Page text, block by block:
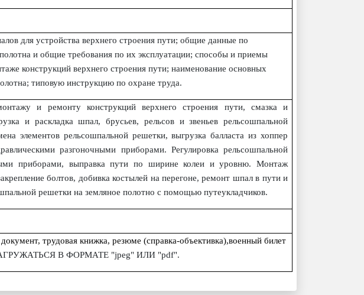
для устройства верхнего строения пути; общие данные по
и общие требования по их эксплуатации; способы и приемы
конструкций верхнего строения пути; наименование основных
типовую инструкцию по охране труда.
и ремонту конструкций верхнего строения пути, смазка и
и раскладка шпал, брусьев, рельсов и звеньев рельсошпальной
элементов рельсошпальной решетки, выгрузка балласта из хоппер
разгоночными приборами. Регулировка рельсошпальной
приборами, выправка пути по ширине колеи и уровню. Монтаж
болтов, добивка костылей на перегоне, ремонт шпал в пути и
решетки на земляное полотно с помощью путеукладчиков.
трудовая книжка, резюме (справка-объективка),военный билет
В ФОРМАТЕ "jpeg" ИЛИ "pdf".